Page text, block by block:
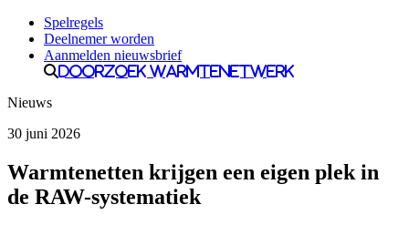
Spelregels
Deelnemer worden
Aanmelden nieuwsbrief
Doorzoek Warmtenetwerk
Nieuws
30 juni 2026
Warmtenetten krijgen een eigen plek in
de RAW-systematiek